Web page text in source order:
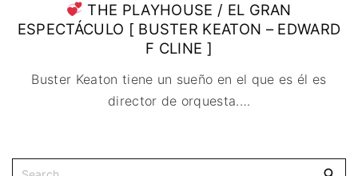
THE PLAYHOUSE / EL GRAN
ESPECTÁCULO [ BUSTER KEATON – EDWARD
F CLINE ]
Buster Keaton tiene un sueño en el que es él es
director de orquesta.…